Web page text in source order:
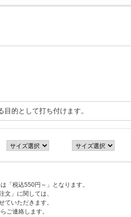
的として打ち付けます。
「税込550円～」となります。
文」に関しては、
ていただきます。
ご連絡します。